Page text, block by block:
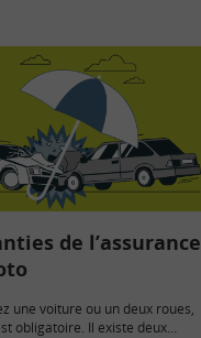
de l’assurance
une voiture ou un deux roues,
obligatoire. Il existe deux